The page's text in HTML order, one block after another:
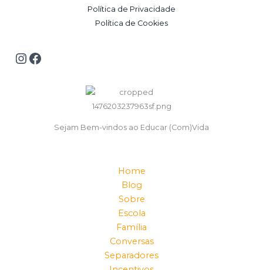
Política de Privacidade
Política de Cookies
Sejam Bem-vindos ao Educar (Com)Vida
Home
Blog
Sobre
Escola
Família
Conversas
Separadores